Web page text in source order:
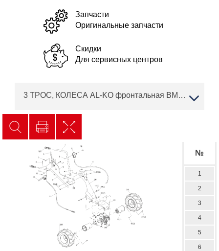
Запчасти
Оригинальные запчасти
Скидки
Для сервисных центров
3 ТРОС, КОЛЕСА AL-KO фронтальная BM 875 III Артикул: 112872 с 07/201 до 03/2014
№
1
2
3
4
5
6